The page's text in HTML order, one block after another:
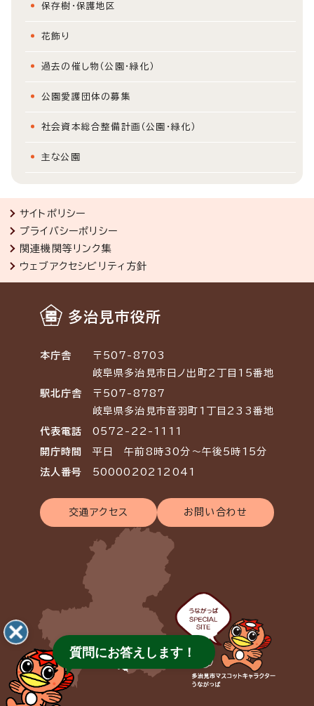
保存樹・保護地区
花飾り
過去の催し物（公園・緑化）
公園愛護団体の募集
社会資本総合整備計画（公園・緑化）
主な公園
サイトポリシー
プライバシーポリシー
関連機関等リンク集
ウェブアクセシビリティ方針
多治見市役所
本庁舎
〒507-8703
岐阜県多治見市日ノ出町2丁目15番地
駅北庁舎
〒507-8787
岐阜県多治見市音羽町1丁目233番地
代表電話 0572-22-1111
開庁時間 平日 午前8時30分～午後5時15分
法人番号 5000020212041
交通アクセス お問い合わせ
質問にお答えします！